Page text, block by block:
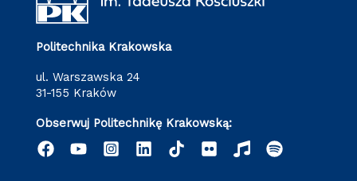
Politechnika Krakowska
ul. Warszawska 24
31-155 Kraków
Obserwuj Politechnikę Krakowską: